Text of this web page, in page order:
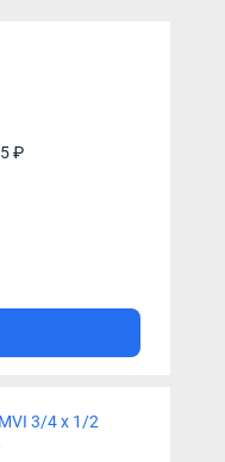
₽
3/4 х 1/2